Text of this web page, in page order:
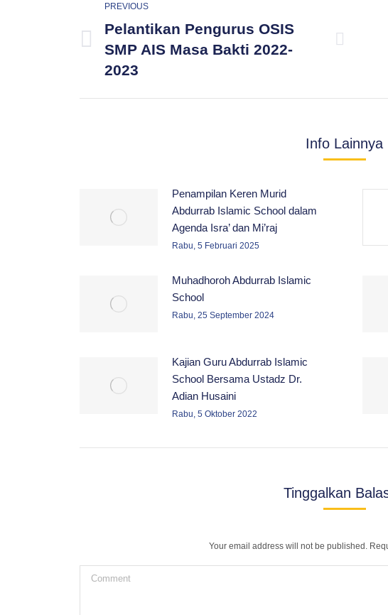
navigation
PREVIOUS
Previous
post:
Pelantikan Pengurus OSIS
SMP AIS Masa Bakti 2022-
2023
Info Lainnya
Penampilan Keren Murid
Abdurrab Islamic School dalam
Agenda Isra’ dan Mi’raj
Rabu, 5 Februari 2025
Muhadhoroh Abdurrab Islamic
School
Rabu, 25 September 2024
Kajian Guru Abdurrab Islamic
School Bersama Ustadz Dr.
Adian Husaini
Rabu, 5 Oktober 2022
Tinggalkan
Your email address will not be published.
Comment